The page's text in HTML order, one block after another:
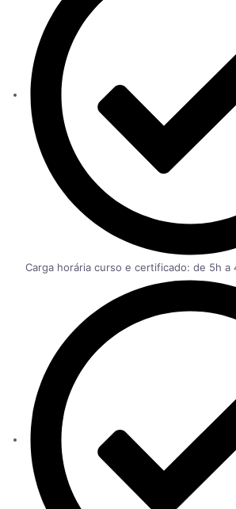
Carga horária curso e certificado: de 5h a